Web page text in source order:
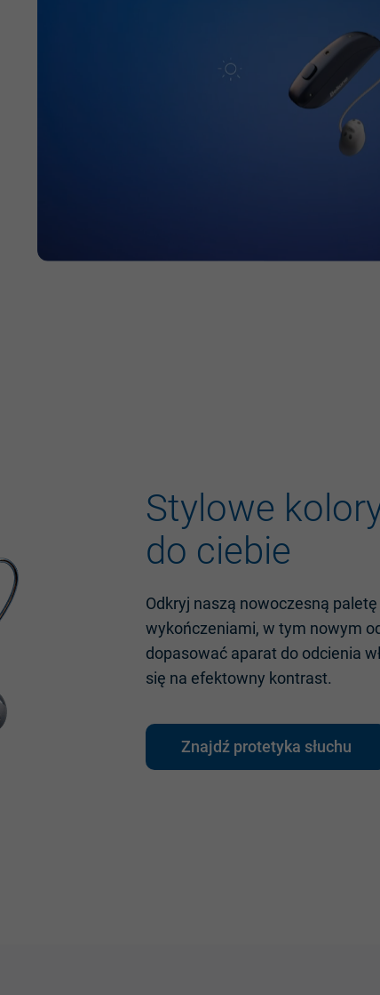
Stylowe
do ciebie
Odkryj naszą nowoczesną paletę
wykończeniami, w tym nowym
dopasować aparat do odcienia
się na efektowny kontrast.
Znajdź protetyka słuchu